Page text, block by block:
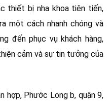
thiết bị nha khoa tiên tiến,
một cách nhanh chóng và
đến phục vụ khách hàng,
cảm và sự tin tưởng của
hợp, Phước Long b, quận 9,